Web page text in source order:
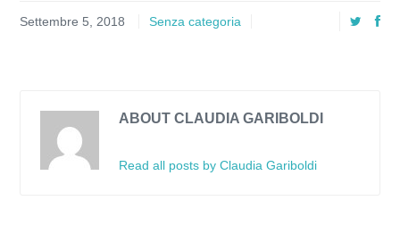
Settembre 5, 2018 Senza categoria
ABOUT CLAUDIA GARIBOLDI
Read all posts by Claudia Gariboldi